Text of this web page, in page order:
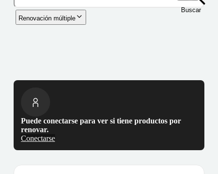
Buscar
Renovación múltiple
Puede conectarse para ver si tiene productos por
renovar.
Conectarse